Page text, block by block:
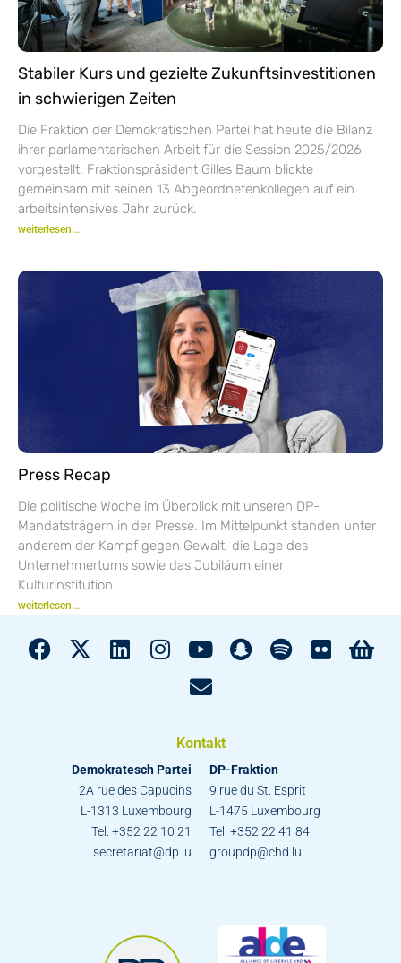
Stabiler Kurs und gezielte Zukunftsinvestitionen
in schwierigen Zeiten
Die Fraktion der Demokratischen Partei hat heute die Bilanz
ihrer parlamentarischen Arbeit für die Session 2025/2026
vorgestellt. Fraktionspräsident Gilles Baum blickte
gemeinsam mit seinen 13 Abgeordnetenkollegen auf ein
arbeitsintensives Jahr zurück.
weiterlesen...
Press Recap
Die politische Woche im Überblick mit unseren DP-
Mandatsträgern in der Presse. Im Mittelpunkt standen unter
anderem der Kampf gegen Gewalt, die Lage des
Unternehmertums sowie das Jubiläum einer
Kulturinstitution.
weiterlesen...
Kontakt
Demokratesch Partei
2A rue des Capucins
L-1313 Luxembourg
Tel: +352 22 10 21
secretariat@dp.lu
DP-Fraktion
9 rue du St. Esprit
L-1475 Luxembourg
Tel: +352 22 41 84
groupdp@chd.lu